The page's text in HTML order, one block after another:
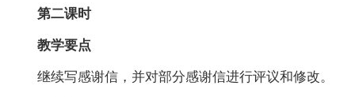
第二课时
教学要点
继续写感谢信，并对部分感谢信进行评议和修改。